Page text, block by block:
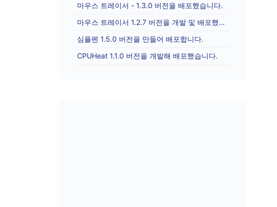
마우스 트레이서 - 1.3.0 버전을 배포했습니다.
마우스 트레이서 1.2.7 버전을 개발 및 배포했습니다.
심플펜 1.5.0 버전을 만들어 배포합니다.
CPUHeat 1.1.0 버전을 개발해 배포했습니다.